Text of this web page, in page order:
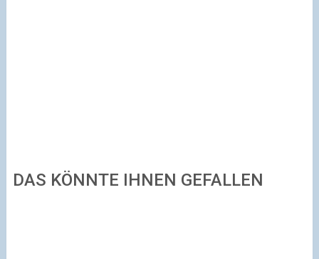
DAS KÖNNTE IHNEN GEFALLEN